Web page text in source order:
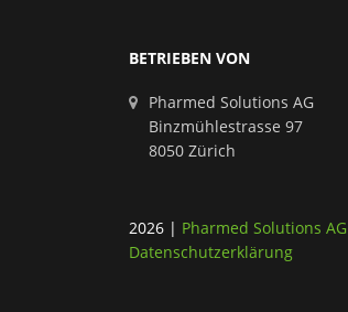
BETRIEBEN VON
Pharmed Solutions AG
Binzmühlestrasse 97
8050 Zürich
2026 | Pharmed Solutions AG
Datenschutzerklärung